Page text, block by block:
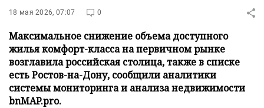
18 мая 2026, 07:07 0
Максимальное снижение объема доступного
жилья комфорт-класса на первичном рынке
возглавила российская столица, также в списке
есть Ростов-на-Дону, сообщили аналитики
системы мониторинга и анализа недвижимости
bnMAP.pro.